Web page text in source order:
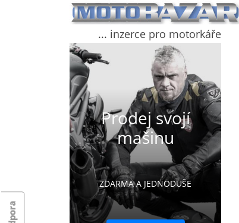
... inzerce pro motorkáře
Prodej svojí
mašinu
ZDARMA A JEDNODUŠE